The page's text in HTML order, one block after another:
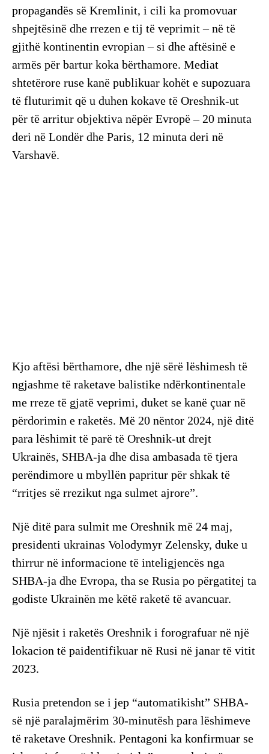
propagandës së Kremlinit, i cili ka promovuar
shpejtësinë dhe rrezen e tij të veprimit – në të
gjithë kontinentin evropian – si dhe aftësinë e
armës për bartur koka bërthamore. Mediat
shtetërore ruse kanë publikuar kohët e supozuara
të fluturimit që u duhen kokave të Oreshnik-ut
për të arritur objektiva nëpër Evropë – 20 minuta
deri në Londër dhe Paris, 12 minuta deri në
Varshavë.
Kjo aftësi bërthamore, dhe një sërë lëshimesh të
ngjashme të raketave balistike ndërkontinentale
me rreze të gjatë veprimi, duket se kanë çuar në
përdorimin e raketës. Më 20 nëntor 2024, një ditë
para lëshimit të parë të Oreshnik-ut drejt
Ukrainës, SHBA-ja dhe disa ambasada të tjera
perëndimore u mbyllën papritur për shkak të
“rritjes së rrezikut nga sulmet ajrore”.
Një ditë para sulmit me Oreshnik më 24 maj,
presidenti ukrainas Volodymyr Zelensky, duke u
thirrur në informacione të inteligjencës nga
SHBA-ja dhe Evropa, tha se Rusia po përgatitej ta
godiste Ukrainën me këtë raketë të avancuar.
Një njësit i raketës Oreshnik i forografuar në një
lokacion të paidentifikuar në Rusi në janar të vitit
2023.
Rusia pretendon se i jep “automatikisht” SHBA-
së një paralajmërim 30-minutësh para lëshimeve
të raketave Oreshnik. Pentagoni ka konfirmuar se